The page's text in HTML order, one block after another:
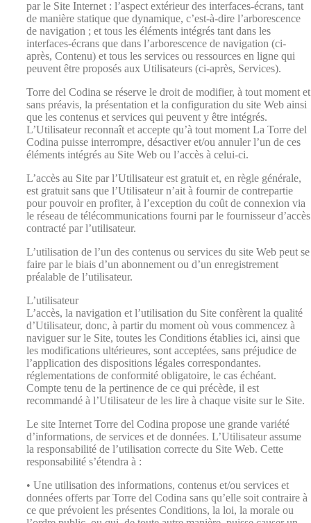
par le Site Internet : l’aspect extérieur des interfaces-écrans, tant
de manière statique que dynamique, c’est-à-dire l’arborescence
de navigation ; et tous les éléments intégrés tant dans les
interfaces-écrans que dans l’arborescence de navigation (ci-
après, Contenu) et tous les services ou ressources en ligne qui
peuvent être proposés aux Utilisateurs (ci-après, Services).
Torre del Codina se réserve le droit de modifier, à tout moment et
sans préavis, la présentation et la configuration du site Web ainsi
que les contenus et services qui peuvent y être intégrés.
L’Utilisateur reconnaît et accepte qu’à tout moment La Torre del
Codina puisse interrompre, désactiver et/ou annuler l’un de ces
éléments intégrés au Site Web ou l’accès à celui-ci.
L’accès au Site par l’Utilisateur est gratuit et, en règle générale,
est gratuit sans que l’Utilisateur n’ait à fournir de contrepartie
pour pouvoir en profiter, à l’exception du coût de connexion via
le réseau de télécommunications fourni par le fournisseur d’accès
contracté par l’utilisateur.
L’utilisation de l’un des contenus ou services du site Web peut se
faire par le biais d’un abonnement ou d’un enregistrement
préalable de l’utilisateur.
L’utilisateur
L’accès, la navigation et l’utilisation du Site confèrent la qualité
d’Utilisateur, donc, à partir du moment où vous commencez à
naviguer sur le Site, toutes les Conditions établies ici, ainsi que
les modifications ultérieures, sont acceptées, sans préjudice de
l’application des dispositions légales correspondantes.
réglementations de conformité obligatoire, le cas échéant.
Compte tenu de la pertinence de ce qui précède, il est
recommandé à l’Utilisateur de les lire à chaque visite sur le Site.
Le site Internet Torre del Codina propose une grande variété
d’informations, de services et de données. L’Utilisateur assume
la responsabilité de l’utilisation correcte du Site Web. Cette
responsabilité s’étendra à :
• Une utilisation des informations, contenus et/ou services et
données offerts par Torre del Codina sans qu’elle soit contraire à
ce que prévoient les présentes Conditions, la loi, la morale ou